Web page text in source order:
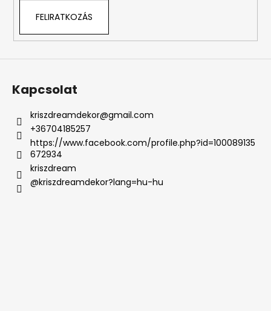
i
FELIRATKOZÁS
Kapcsolat
kriszdreamdekor@gmail.com
+36704185257
https://www.facebook.com/profile.php?id=100089135
672934
kriszdream
@kriszdreamdekor?lang=hu-hu